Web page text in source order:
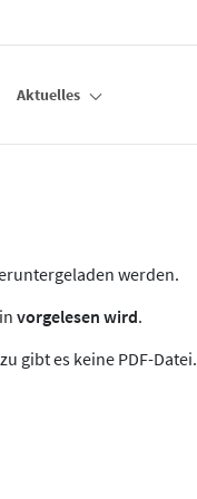
Aktuelles
werden.
vorgelesen wird.
gibt es keine PDF-Datei.